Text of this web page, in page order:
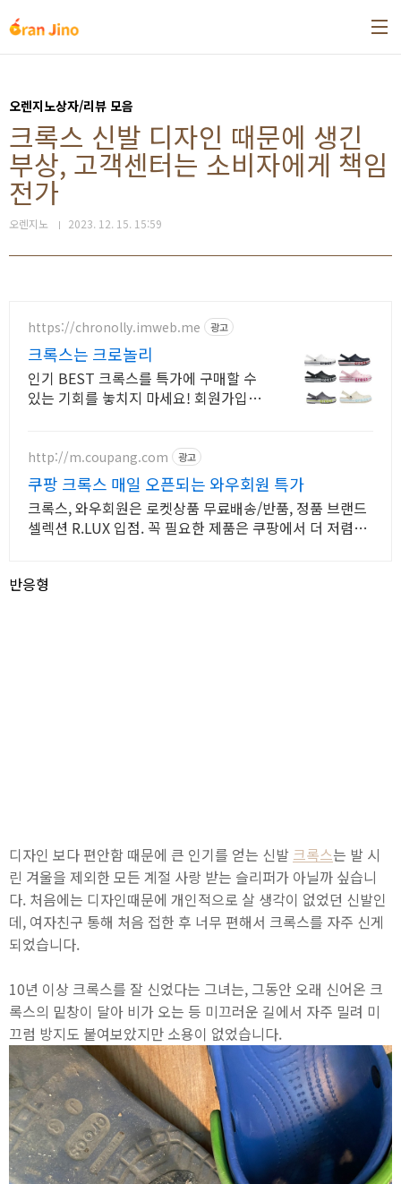
오렌지노상자/리뷰 모음
크록스 신발 디자인 때문에 생긴
부상, 고객센터는 소비자에게 책임
전가
오렌지노 2023. 12. 15. 15:59
https://chronolly.imweb.me 광고
크록스는 크로놀리
인기 BEST 크록스를 특가에 구매할 수
있는 기회를 놓치지 마세요! 회원가입시
http://m.coupang.com 광고
쿠팡 크록스 매일 오픈되는 와우회원 특가
크록스, 와우회원은 로켓상품 무료배송/반품, 정품 브랜드
셀렉션 R.LUX 입점. 꼭 필요한 제품은 쿠팡에서 더 저렴하
반응형
디자인 보다 편안함 때문에 큰 인기를 얻는 신발 크록스는 발 시
린 겨울을 제외한 모든 계절 사랑 받는 슬리퍼가 아닐까 싶습니
다. 처음에는 디자인때문에 개인적으로 살 생각이 없었던 신발인
데, 여자친구 통해 처음 접한 후 너무 편해서 크록스를 자주 신게
되었습니다.
10년 이상 크록스를 잘 신었다는 그녀는, 그동안 오래 신어온 크
록스의 밑창이 달아 비가 오는 등 미끄러운 길에서 자주 밀려 미
끄럼 방지도 붙여보았지만 소용이 없었습니다.